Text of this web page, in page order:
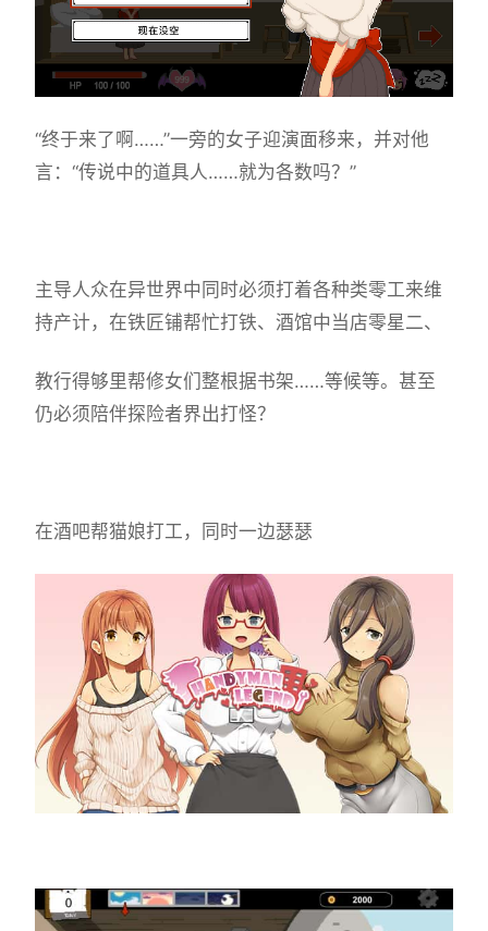
“终于来了啊……”一旁的女子迎演面移来，并对他
言：“传说中的道具人……就为各数吗？”
主导人众在异世界中同时必须打着各种类零工来维
持产计，在铁匠铺帮忙打铁、酒馆中当店零星二、
教行得够里帮修女们整根据书架……等候等。甚至
仍必须陪伴探险者界出打怪？
在酒吧帮猫娘打工，同时一边瑟瑟